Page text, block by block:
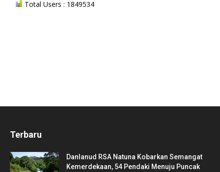
Total Users : 1849534
Terbaru
Danlanud RSA Natuna Kobarkan Semangat
Kemerdekaan, 54 Pendaki Menuju Puncak